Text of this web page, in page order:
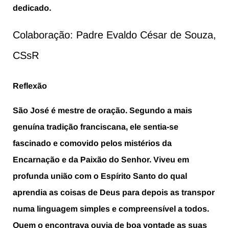
dedicado.
Colaboração: Padre Evaldo César de Souza,
CSsR
Reflexão
São José é mestre de oração. Segundo a mais
genuína tradição franciscana, ele sentia-se
fascinado e comovido pelos mistérios da
Encarnação e da Paixão do Senhor. Viveu em
profunda união com o Espírito Santo do qual
aprendia as coisas de Deus para depois as transpor
numa linguagem simples e compreensível a todos.
Quem o encontrava ouvia de boa vontade as suas